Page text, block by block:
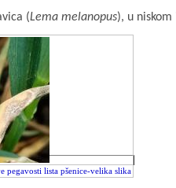
(Lema melanopus), u
pegavosti lista pšenice-velika slika